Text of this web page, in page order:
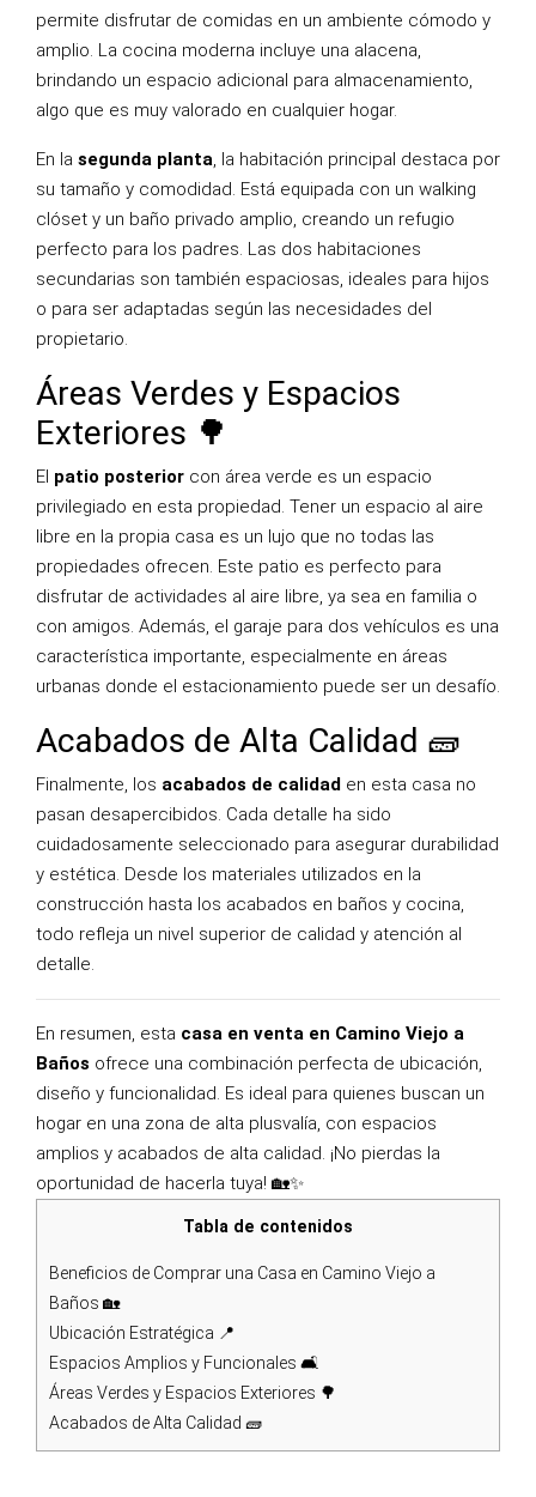
permite disfrutar de comidas en un ambiente cómodo y
amplio. La cocina moderna incluye una alacena,
brindando un espacio adicional para almacenamiento,
algo que es muy valorado en cualquier hogar.
En la segunda planta, la habitación principal destaca por
su tamaño y comodidad. Está equipada con un walking
clóset y un baño privado amplio, creando un refugio
perfecto para los padres. Las dos habitaciones
secundarias son también espaciosas, ideales para hijos
o para ser adaptadas según las necesidades del
propietario.
Áreas Verdes y Espacios
Exteriores 🌳
El patio posterior con área verde es un espacio
privilegiado en esta propiedad. Tener un espacio al aire
libre en la propia casa es un lujo que no todas las
propiedades ofrecen. Este patio es perfecto para
disfrutar de actividades al aire libre, ya sea en familia o
con amigos. Además, el garaje para dos vehículos es una
característica importante, especialmente en áreas
urbanas donde el estacionamiento puede ser un desafío.
Acabados de Alta Calidad 🧱
Finalmente, los acabados de calidad en esta casa no
pasan desapercibidos. Cada detalle ha sido
cuidadosamente seleccionado para asegurar durabilidad
y estética. Desde los materiales utilizados en la
construcción hasta los acabados en baños y cocina,
todo refleja un nivel superior de calidad y atención al
detalle.
En resumen, esta casa en venta en Camino Viejo a
Baños ofrece una combinación perfecta de ubicación,
diseño y funcionalidad. Es ideal para quienes buscan un
hogar en una zona de alta plusvalía, con espacios
amplios y acabados de alta calidad. ¡No pierdas la
oportunidad de hacerla tuya! 🏡✨
Tabla de contenidos
Beneficios de Comprar una Casa en Camino Viejo a
Baños 🏡
Ubicación Estratégica 📍
Espacios Amplios y Funcionales 🛋️
Áreas Verdes y Espacios Exteriores 🌳
Acabados de Alta Calidad 🧱